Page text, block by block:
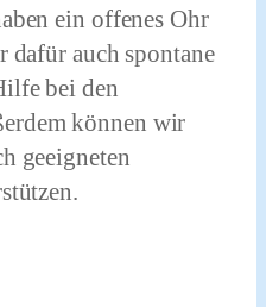
ein offenes Ohr
dafür auch spontane
bei den
können wir
geeigneten